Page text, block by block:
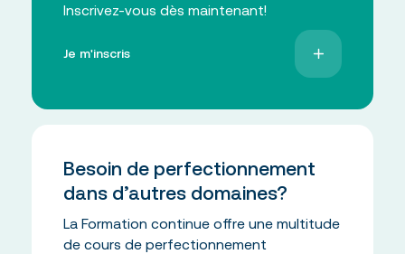
Inscrivez-vous dès maintenant!
Je m'inscris
Besoin de perfectionnement
dans d’autres domaines?
La Formation continue offre une multitude
de cours de perfectionnement